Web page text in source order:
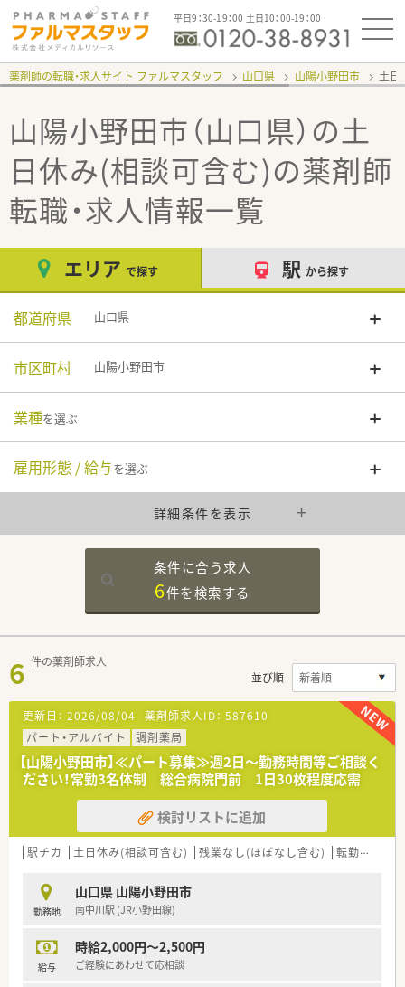
平日9：30-19：00 土日10：00-19：00
薬剤師の転職・求人サイト ファルマスタッフ 山口県 山陽小野田市 土日
山陽小野田市（山口県）の土
日休み(相談可含む)の薬剤師
転職・求人情報一覧
エリア で探す 駅 から探す
都道府県 山口県
市区町村 山陽小野田市
業種を選ぶ
雇用形態 / 給与を選ぶ
詳細条件を表示
条件に合う求人
6件を検索する
6 件の薬剤師求人
並び順
更新日： 2026/08/04 薬剤師求人ID： 587610
パート・アルバイト
調剤薬局
【山陽小野田市】≪パート募集≫週2日～勤務時間等ご相談く
ださい！常勤3名体制 総合病院門前 1日30枚程度応需
検討リストに追加
駅チカ 土日休み(相談可含む) 残業なし(ほぼなし含む) 転勤なし
勤務地
山口県 山陽小野田市
南中川駅 (JR小野田線)
給与
時給2,000円～2,500円
ご経験にあわせて応相談